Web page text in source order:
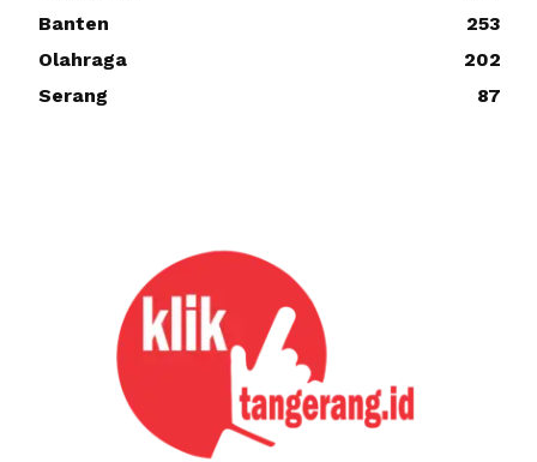
Banten
253
Olahraga
202
Serang
87